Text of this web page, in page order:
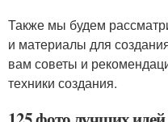
Также мы будем
и материалы для
вам советы и
техники создания.